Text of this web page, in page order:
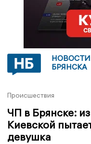
НОВОСТИ
БРЯНСКА
Происшествия
ЧП в Брянске:
Киевской
девушка